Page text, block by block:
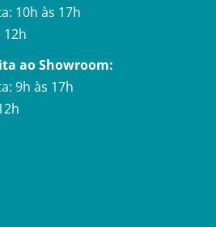
10h às 17h
12h
ao Showroom:
9h às 17h